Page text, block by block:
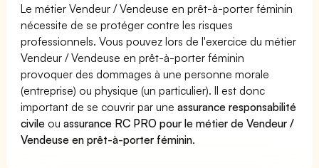
Le métier Vendeur / Vendeuse en prêt-à-porter féminin
nécessite de se protéger contre les risques
professionnels. Vous pouvez lors de l'exercice du métier
Vendeur / Vendeuse en prêt-à-porter féminin
provoquer des dommages à une personne morale
(entreprise) ou physique (un particulier). Il est donc
important de se couvrir par uneassurance responsabilité
civile ouassurance RC PRO pour le métier de Vendeur /
Vendeuse en prêt-à-porter féminin.